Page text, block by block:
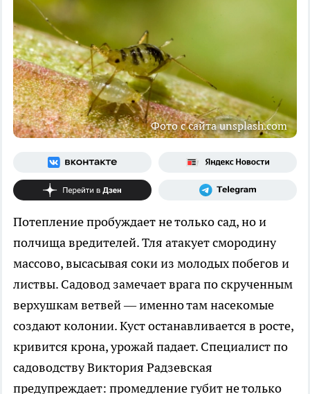
Фото с сайта unsplash.com
Потепление пробуждает не только сад, но и
полчища вредителей. Тля атакует смородину
массово, высасывая соки из молодых побегов и
листвы. Садовод замечает врага по скрученным
верхушкам ветвей — именно там насекомые
создают колонии. Куст останавливается в росте,
кривится крона, урожай падает. Специалист по
садоводству Виктория Радзевская
предупреждает: промедление губит не только